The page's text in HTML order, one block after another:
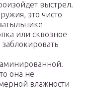
выстрел.
это чисто
или сквозное
она не
влажности